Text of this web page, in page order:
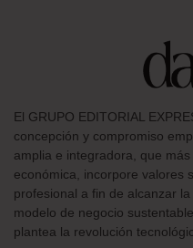
El GRUPO EDITORIAL
concepción y compromiso
amplia e integradora, que
económica, incorpore valores
profesional a fin de alcanzar
modelo de negocio
plantea la revolución